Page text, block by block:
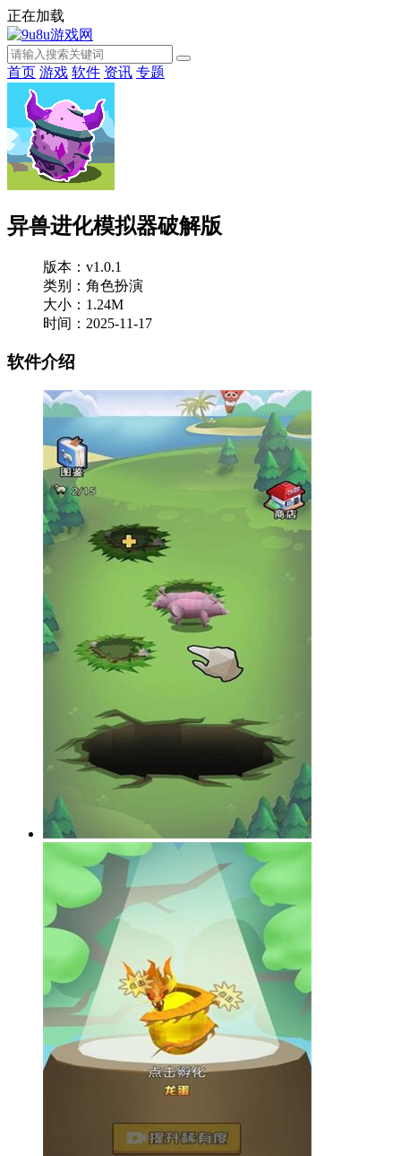
正在加载
首页 游戏 软件 资讯 专题
异兽进化模拟器破解版
版本：v1.0.1
类别：角色扮演
大小：1.24M
时间：2025-11-17
软件介绍